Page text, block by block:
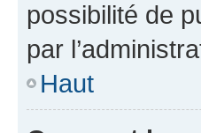
possibilité de
par
Haut